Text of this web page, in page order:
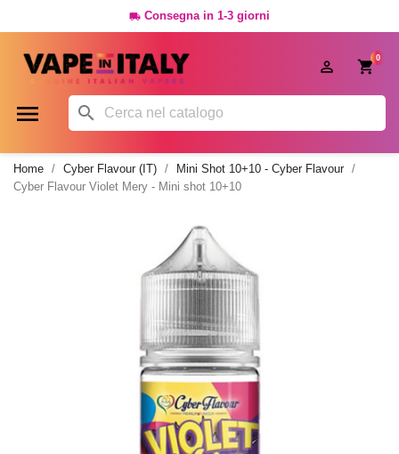
 Consegna in 1-3 giorni
0

 
Home Cyber Flavour (IT)
Mini Shot 10+10 - Cyber Flavour
Cyber Flavour Violet Mery - Mini shot 10+10